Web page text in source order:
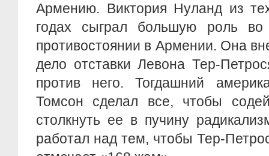
Армению. Виктория Нуланд из
годах сыграл большую роль во
противостоянии в Армении. Она
дело отставки Левона Тер-
против него. Тогдашний
Томсон сделал все, чтобы
столкнуть ее в пучину
работал над тем, чтобы Тер-